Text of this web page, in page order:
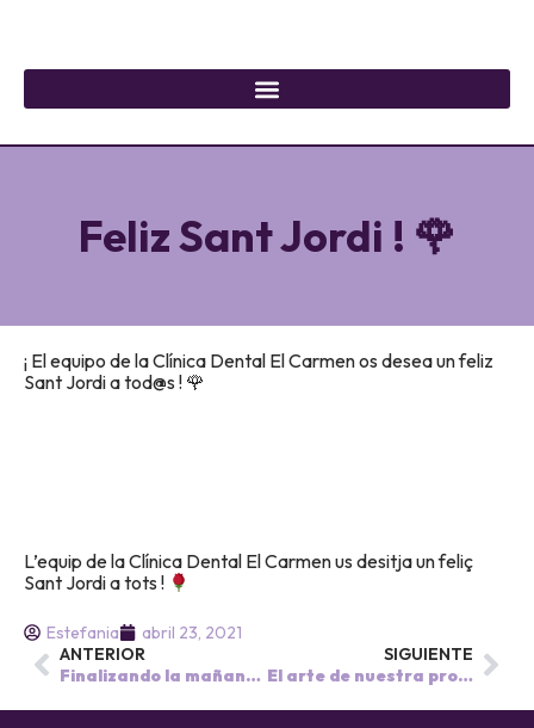
Feliz Sant Jordi ! 🌹
¡ El equipo de la Clínica Dental El Carmen os desea un feliz
Sant Jordi a tod@s ! 🌹
L’equip de la Clínica Dental El Carmen us desitja un feliç
Sant Jordi a tots !
Estefania
abril 23, 2021
ANTERIOR
Finalizando la mañana de cirugía periodontal 🤩
SIGUIENTE
El arte de nuestra profesión es amar las sonrisas de los demás 🤩.